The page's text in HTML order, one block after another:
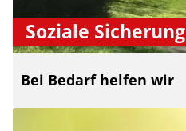
Soziale Sicherung
Bei Bedarf helfen wir